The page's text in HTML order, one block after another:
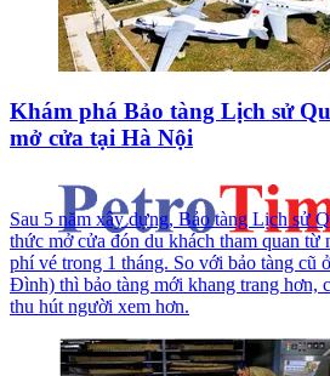
Khám phá Bảo tàng Lịch sử
mở cửa tại Hà Nội
Sau 5 năm xây dựng, Bảo tàng Lịch sử
thức mở cửa đón du khách tham quan từ
phí vé trong 1 tháng. So với bảo tàng cũ
Đình) thì bảo tàng mới khang trang hơn,
thu hút người xem hơn.